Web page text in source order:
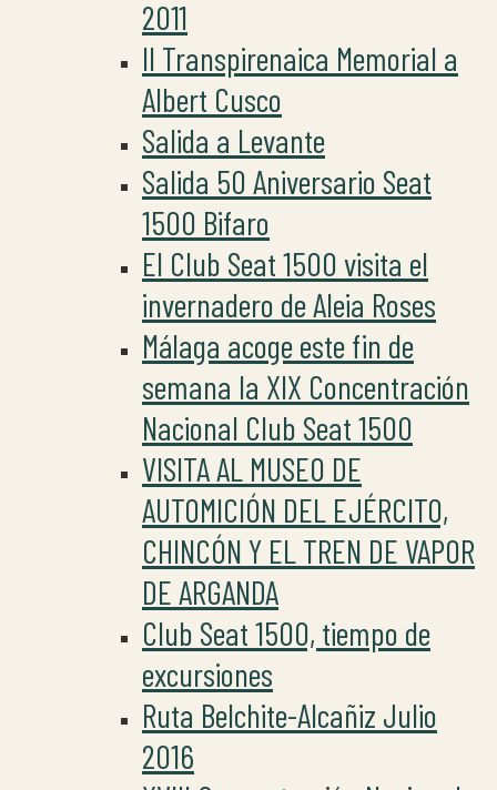
2011
II Transpirenaica Memorial a
Albert Cusco
Salida a Levante
Salida 50 Aniversario Seat
1500 Bifaro
El Club Seat 1500 visita el
invernadero de Aleia Roses
Málaga acoge este fin de
semana la XIX Concentración
Nacional Club Seat 1500
VISITA AL MUSEO DE
AUTOMICIÓN DEL EJÉRCITO,
CHINCÓN Y EL TREN DE VAPOR
DE ARGANDA
Club Seat 1500, tiempo de
excursiones
Ruta Belchite-Alcañiz Julio
2016